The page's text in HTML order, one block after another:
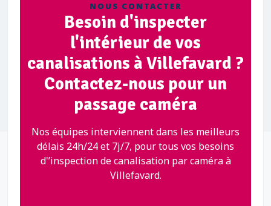
NOUS CONTACTER
Besoin d'inspecter
l'intérieur de vos
canalisations à Villefavard ?
Contactez-nous pour un
passage caméra
Nos équipes interviennent dans les meilleurs
délais 24h/24 et 7j/7, pour tous vos besoins
d'’inspection de canalisation par caméra à
Villefavard.